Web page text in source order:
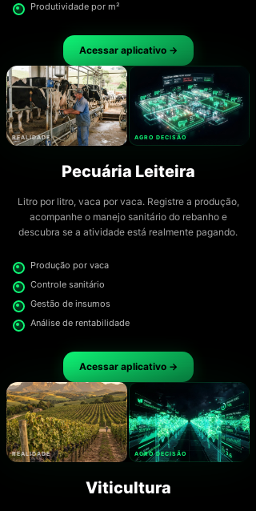
Produtividade por m²
Acessar aplicativo →
REALIDADE AGRO DECISÃO
Pecuária Leiteira
Litro por litro, vaca por vaca. Registre a produção,
acompanhe o manejo sanitário do rebanho e
descubra se a atividade está realmente pagando.
Produção por vaca
Controle sanitário
Gestão de insumos
Análise de rentabilidade
Acessar aplicativo →
REALIDADE AGRO DECISÃO
Viticultura